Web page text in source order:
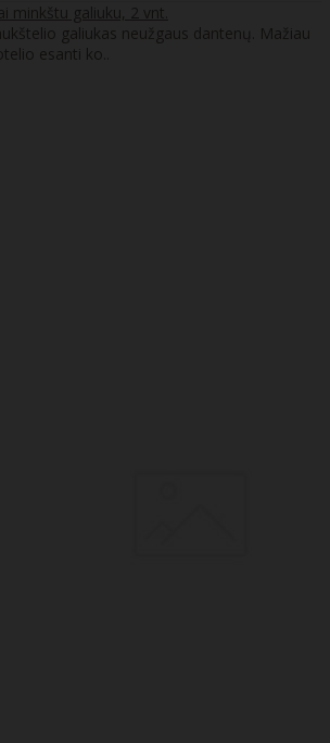
minkštu galiuku, 2 vnt.
galiukas neužgaus dantenų. Mažiau
esanti ko..